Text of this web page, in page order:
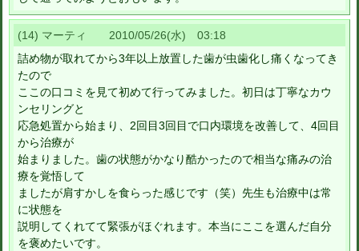
(14) マーティ 2010/05/26(水) 03:18
詰め物が取れてから3年以上放置した歯が虫歯化し痛くなってき
たので
ここの口コミを見て初めて行ってみました。初日は丁寧なカウ
ンセリングと
応急処置から始まり、2回目3回目で口内環境を改善して、4回目
から治療が
始まりました。歯の状態がかなり酷かったので相当な痛みの治
療を覚悟して
ましたが肩すかしを食らった感じです（笑）先生も治療中は常
に状態を
説明してくれてて緊張がほぐれます。本当にここを選んだ自分
を褒めたいです。